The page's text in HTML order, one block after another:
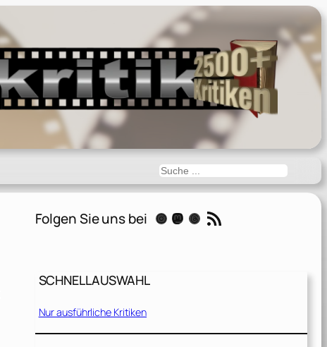
Suchen
Folgen Sie uns bei Instagram Mastodon Threads RSS-Feed
SCHNELLAUSWAHL
Nur ausführliche Kritiken